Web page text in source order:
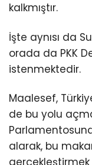
kalkmıştır.
İşte aynısı da
orada da PKK
istenmektedir.
Maalesef,
de bu yolu
alarak, bu